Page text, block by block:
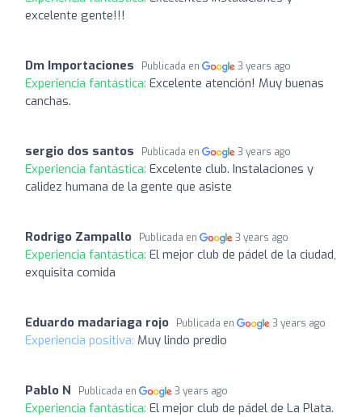
excelente gente!!!
Dm Importaciones Publicada en 3 years ago
Experiencia fantástica: Excelente atención! Muy buenas
canchas.
sergio dos santos Publicada en 3 years ago
Experiencia fantástica: Excelente club. Instalaciones y
calidez humana de la gente que asiste
Rodrigo Zampallo Publicada en 3 years ago
Experiencia fantástica: El mejor club de pádel de la ciudad,
exquisita comida
Eduardo madariaga rojo Publicada en 3 years ago
Experiencia positiva: Muy lindo predio
Pablo N Publicada en 3 years ago
Experiencia fantástica: El mejor club de pádel de La Plata.